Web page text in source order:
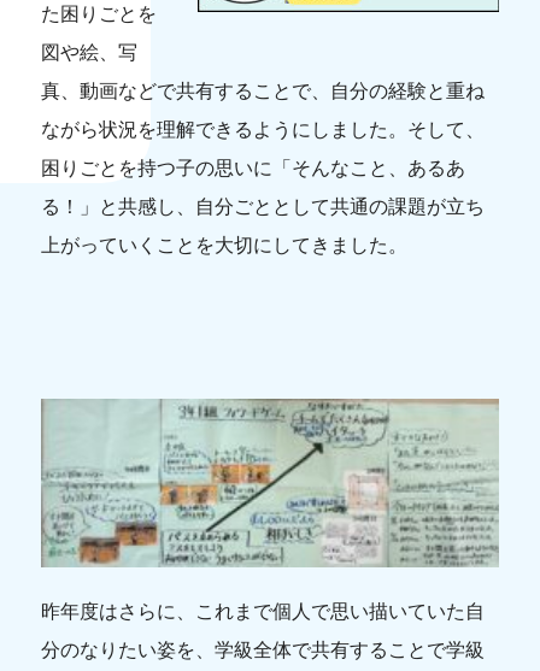
た困りごとを
図や絵、写
真、動画などで共有することで、自分の経験と重ね
ながら状況を理解できるようにしました。そして、
困りごとを持つ子の思いに「そんなこと、あるあ
る！」と共感し、自分ごととして共通の課題が立ち
上がっていくことを大切にしてきました。
昨年度はさらに、これまで個人で思い描いていた自
分のなりたい姿を、学級全体で共有することで学級